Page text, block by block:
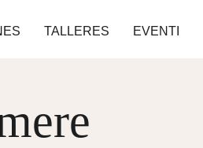
TALLERES EVENTI